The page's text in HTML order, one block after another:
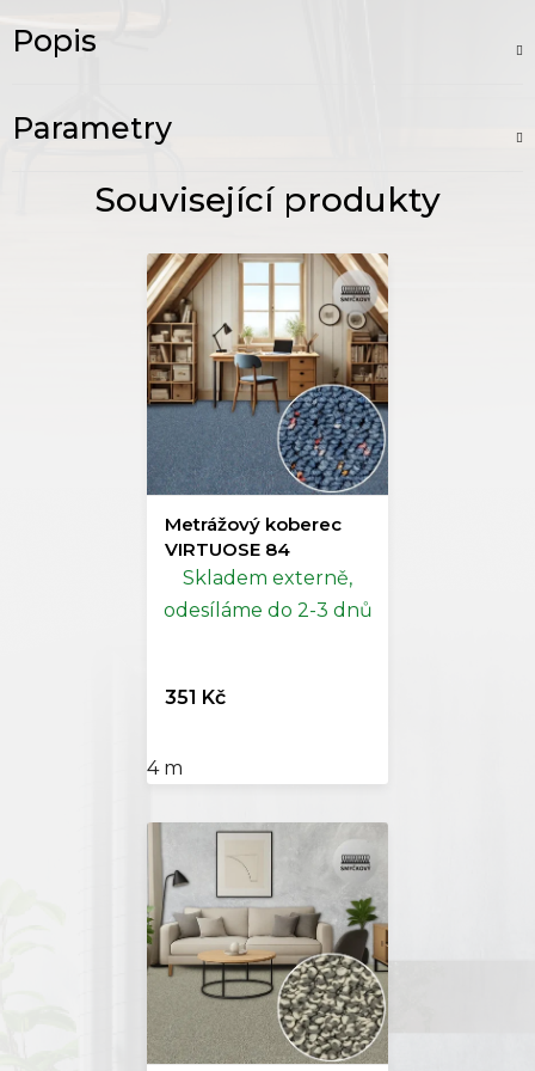
Popis
Parametry
Metrážový koberec
VIRTUOSE 84
Skladem externě,
odesíláme do 2-3 dnů
351 Kč
4 m